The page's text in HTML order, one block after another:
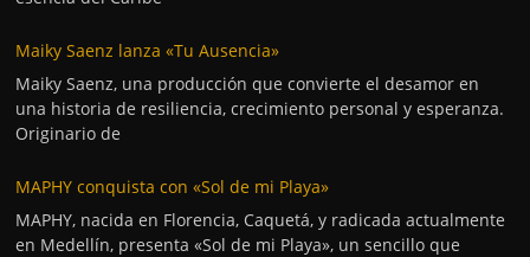
Maiky Saenz lanza «Tu Ausencia»
Maiky Saenz, una producción que convierte el desamor en
una historia de resiliencia, crecimiento personal y esperanza.
Originario de
MAPHY conquista con «Sol de mi Playa»
MAPHY, nacida en Florencia, Caquetá, y radicada actualmente
en Medellín, presenta «Sol de mi Playa», un sencillo que